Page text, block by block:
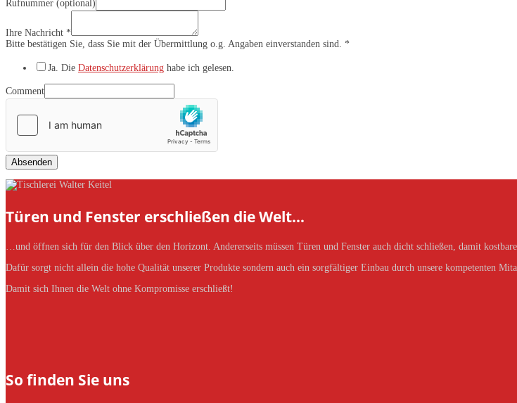
Rufnummer (optional)
Ihre Nachricht *
Bitte bestätigen Sie, dass Sie mit der Übermittlung o.g. Angaben einverstanden sind. *
Ja. Die Datenschutzerklärung habe ich gelesen.
Comment
Absenden
Türen und Fenster erschließen die Welt…
…und öffnen sich für den Blick über den Horizont. Andererseits müssen Türen und Fenster auch dicht schließen, damit
Dafür sorgt nicht allein die hohe Qualität unserer Produkte sondern auch ein sorgfältiger Einbau durch unsere kompetenten
Damit sich Ihnen die Welt ohne Kompromisse erschließt!
So finden Sie uns